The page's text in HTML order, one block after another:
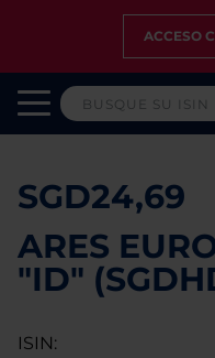
ACCESO
SGD24,69
ARES
"ID"
ISIN: